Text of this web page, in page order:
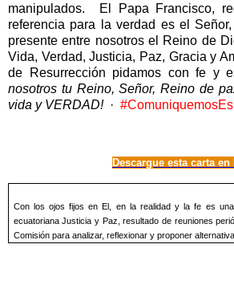
manipulados.
El Papa Francisco,
referencia para la verdad es el
presente entre nosotros el Reino de
Vida, Verdad, Justicia, Paz, Gracia y
de Resurrección pidamos con fe y
nosotros tu Reino, Señor, Reino de
vida y VERDAD! ·
Descargue esta carta en
Con los ojos fijos en El, en la realidad y la fe es
ecuatoriana Justicia y Paz, resultado de reuniones
Comisión para analizar, reflexionar y proponer